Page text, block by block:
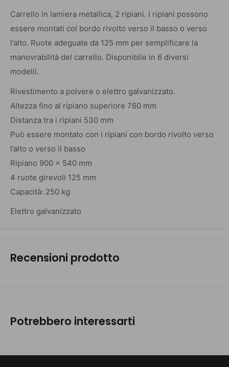
Carrello in lamiera metallica, 2 ripiani. I ripiani possono
essere montati col bordo rivolto verso il basso o verso
l’alto. Ruote adeguate da 125 mm per semplificare la
manovrabilità del carrello. Disponibile in 6 diversi
modelli.
Rivestimento a polvere o elettro galvanizzato.
Altezza fino al ripiano superiore 760 mm
Distanza tra i ripiani 530 mm
Può essere montato con i ripiani con bordo rivolto verso
l’alto o verso il basso
Ripiano 900 x 540 mm
4 ruote girevoli 125 mm
Capacità: 250 kg
Elettro galvanizzato
Recensioni prodotto
Potrebbero interessarti